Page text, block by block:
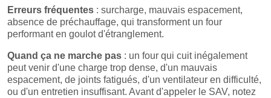
Erreurs fréquentes : surcharge, mauvais espacement,
absence de préchauffage, qui transforment un four
performant en goulot d'étranglement.
Quand ça ne marche pas : un four qui cuit inégalement
peut venir d'une charge trop dense, d'un mauvais
espacement, de joints fatigués, d'un ventilateur en difficulté,
ou d'un entretien insuffisant. Avant d'appeler le SAV, notez